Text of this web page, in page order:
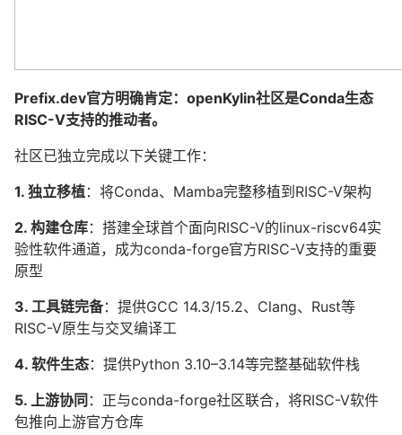
Prefix.dev官方明确肯定：openKylin社区是Conda生态
RISC-V支持的推动者。
社区已独立完成以下关键工作：
1. 独立移植：将Conda、Mamba完整移植到RISC-V架构
2. 构建仓库：搭建全球首个面向RISC-V的linux-riscv64实
验性软件通道，成为conda-forge官方RISC-V支持的重要
原型
3. 工具链完备：提供GCC 14.3/15.2、Clang、Rust等
RISC-V原生与交叉编译工
4. 软件生态：提供Python 3.10–3.14等完整基础软件栈
5. 上游协同 ：正与conda-forge社区联合，将RISC-V软件
包推向上游官方仓库